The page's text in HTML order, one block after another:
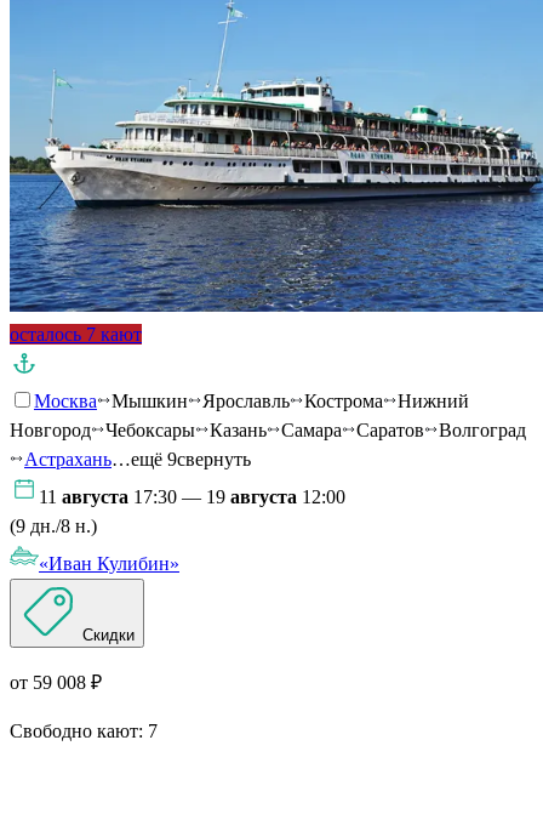
осталось 7 кают
Москва Мышкин Ярославль Кострома
Нижний
Новгород
Чебоксары Казань Самара Саратов
Волгоград
Астрахань…ещё 9свернуть
11 августа 17:30 — 19 августа 12:00
(9 дн./8 н.)
«Иван Кулибин»
Скидки
от 59 008 ₽
Свободно кают: 7